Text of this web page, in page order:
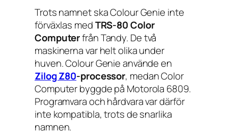
Trots namnet ska Colour Genie inte
förväxlas medTRS-80 Color
Computerfrån Tandy. De två
maskinerna var helt olika under
huven. Colour Genie använde en
Zilog Z80-processor, medan Color
Computer byggde på Motorola 6809.
Programvara och hårdvara var därför
inte kompatibla, trots de snarlika
namnen.